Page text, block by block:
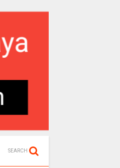
SEARCH